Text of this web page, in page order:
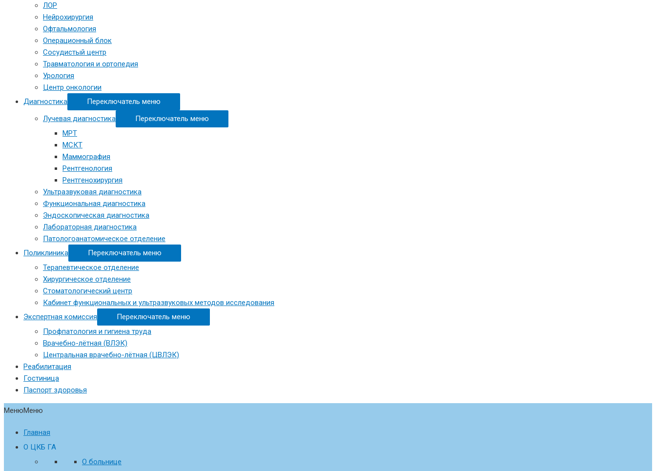
ЛОР
Нейрохирургия
Офтальмология
Операционный блок
Сосудистый центр
Травматология и ортопедия
Урология
Центр онкологии
Диагностика
Переключатель меню
Лучевая диагностика
Переключатель меню
МРТ
МСКТ
Маммография
Рентгенология
Рентгенохирургия
Ультразвуковая диагностика
Функциональная диагностика
Эндоскопическая диагностика
Лабораторная диагностика
Патологоанатомическое отделение
Поликлиника
Переключатель меню
Терапевтическое отделение
Хирургическое отделение
Стоматологический центр
Кабинет функциональных и ультразвуковых методов исследования
Экспертная комиссия
Переключатель меню
Профпатология и гигиена труда
Врачебно-лётная (ВЛЭК)
Центральная врачебно-лётная (ЦВЛЭК)
Реабилитация
Гостиница
Паспорт здоровья
МенюМеню
Главная
О ЦКБ ГА
О больнице